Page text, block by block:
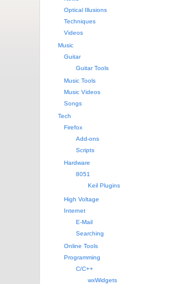
Optical Illusions
Techniques
Videos
Music
Guitar
Guitar Tools
Music Tools
Music Videos
Songs
Tech
Firefox
Add-ons
Scripts
Hardware
8051
Keil Plugins
High Voltage
Internet
E-Mail
Searching
Online Tools
Programming
C/C++
wxWidgets